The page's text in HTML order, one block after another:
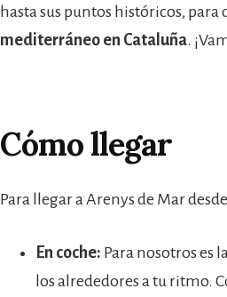
hasta sus puntos históricos,
mediterráneo en Cataluña.
Cómo llegar
Para llegar a Arenys de Mar
En coche: Para nosotros es
los alrededores a tu ritmo.